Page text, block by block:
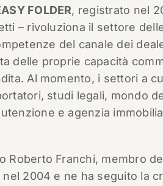
FOLDER, registrato nel
– rivoluziona il settore
del canale dei
delle proprie capacità
Al momento, i settori a
studi legali, mondo
e agenzia
Roberto Franchi, membro
nel 2004 e ne ha seguito la